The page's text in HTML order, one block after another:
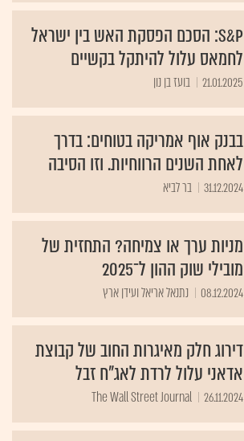
S&P: הסכם הפסקת האש בין ישראל
לחמאס עלול להיתקל בקשיים
21.01.2025 בועז בן נון
בבנק אוף אמריקה בטוחים: בדרך
לאחת השנים הרווחיות. וזו הסיבה
31.12.2024 בר לביא
מניות ערך או צמיחה? התחזית של
מובילי שוק ההון ל־2025
08.12.2024 נתנאל אריאל ועידן ארץ
דירוג חלק מאיגרות החוב של קבוצת
אדאני עלול לרדת לאג"ח זבל
26.11.2024
The Wall Street Journal